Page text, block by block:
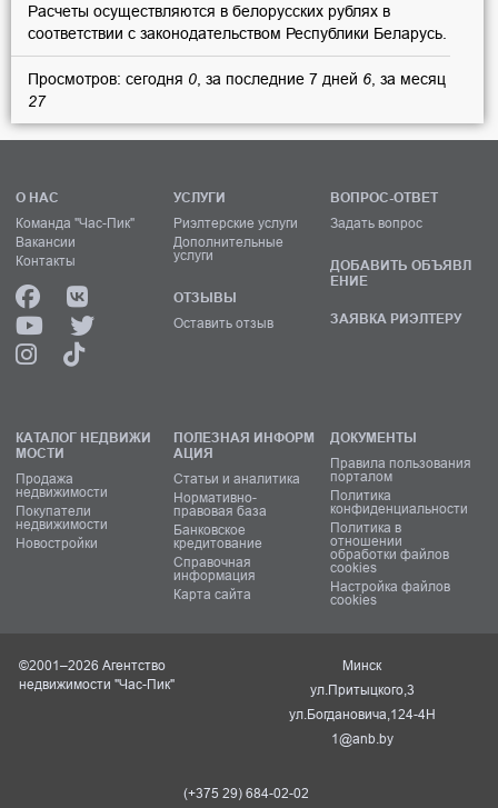
Расчеты осуществляются в белорусских рублях в
соответствии с законодательством Республики Беларусь.
Просмотров: сегодня 0 , за последние 7 дней 6 , за месяц
27
О НАС
Команда "Час-Пик"
Вакансии
Контакты
УСЛУГИ
Риэлтерские услуги
Дополнительные
услуги
ОТЗЫВЫ
Оставить отзыв
ВОПРОС-ОТВЕТ
Задать вопрос
ДОБАВИТЬ ОБЪЯВЛ
ЕНИЕ
ЗАЯВКА РИЭЛТЕРУ
КАТАЛОГ НЕДВИЖИ
МОСТИ
Продажа
недвижимости
Покупатели
недвижимости
Новостройки
ПОЛЕЗНАЯ ИНФОРМ
АЦИЯ
Статьи и аналитика
Нормативно-
правовая база
Банковское
кредитование
Справочная
информация
Карта сайта
ДОКУМЕНТЫ
Правила пользования
порталом
Политика
конфиденциальности
Политика в
отношении
обработки файлов
cookies
Настройка файлов
cookies
©2001–2026 Агентство
недвижимости "Час-Пик"
Минск
ул.Притыцкого,3
ул.Богдановича,124-4Н
1@anb.by
(+375 29) 684-02-02